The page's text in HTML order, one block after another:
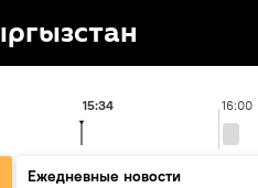
16:00
15:34
Ежедневные новости